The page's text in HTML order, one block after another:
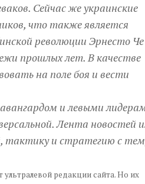
Сейчас же украинские
что также является
революции Эрнесто Че
прошлых лет. В качестве
на поле боя и вести
и левыми
Лента новостей
тактику и стратегию с
редакции сайта. Но их